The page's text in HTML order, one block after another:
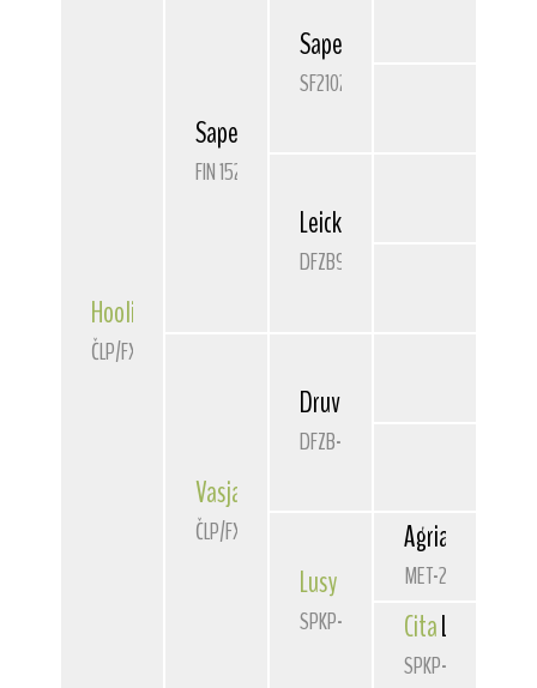
Hooligan
ČLP/FXH/30306
Sapelars
FIN 15202/97
Vasja
ČLP/FXH/28952
Sapelars
SF21027/93
Leicka v.d. Bismarckquelle
DFZB931485
Druvon
DFZB-94 1069
LusyLemart
SPKP-2025
Agria
MET-2687
CitaLemart
SPKP-1981